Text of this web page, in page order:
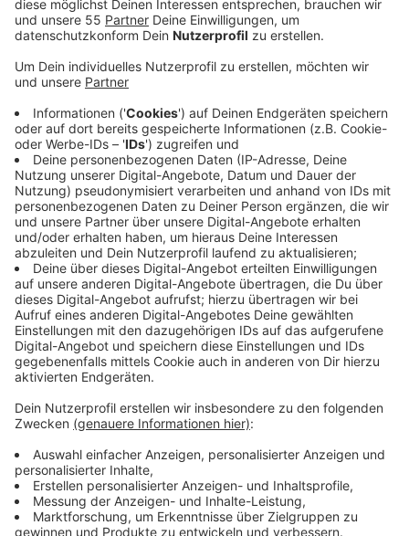
Veröffentlicht:Donnerstag, 04.02.2021 16:05
Anzeige
Vor allem drei Maschen sind bei den Internetbetrügern
besonders beliebt. Zum Beispiel kaufen Kunden Waren
im Internet bei Firmen, die es gar nicht gibt. Häufig
haben die ein Konto im Ausland und sobald das Geld
überwiesen wird, ist es weg und kann nicht mehr
zurückgeholt werden. Eine weiter Strategie der
Betrüger ist Namen von Menschen aus Todesanzeigen
auf Klingelschilder von leerstehender Wohnung zu
platzieren. Die statten sie dann mit Funkklingeln aus
und lassen sich Waren an die falschen Namen und
Adressen schicken. Außerdem klauen die Betrüger
auch gerne die Identitäten anderer Menschen. Dazu
Opfern ab und lassen sich dann eine Kopie des
sie Konten oder Kaufen Waren im Namen des
Geschädigten.
Anzeige